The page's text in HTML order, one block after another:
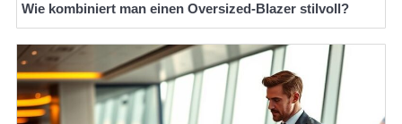
Wie kombiniert man einen Oversized-Blazer stilvoll?